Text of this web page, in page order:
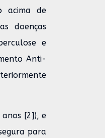
acima de
doenças
e
Anti-
[2]), e
para